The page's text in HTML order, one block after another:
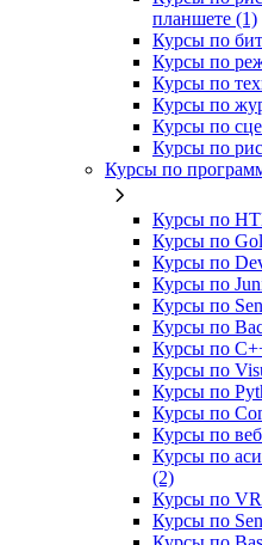
планшете (1)
Курсы по
Курсы по
Курсы по
Курсы по
Курсы по
Курсы по
Курсы по
Курсы по
Курсы по
Курсы по
Курсы по
Курсы по
Курсы по
Курсы по
Курсы по
Курсы по
Курсы по
Курсы по
Курсы по
(2)
Курсы по
Курсы по